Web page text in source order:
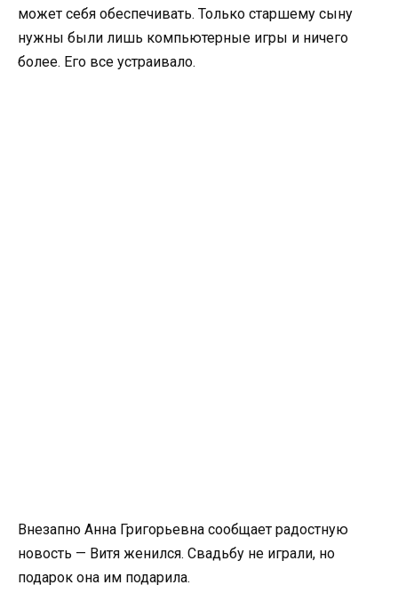
может себя обеспечивать. Только старшему сыну
нужны были лишь компьютерные игры и ничего
более. Его все устраивало.
Внезапно Анна Григорьевна сообщает радостную
новость — Витя женился. Свадьбу не играли, но
подарок она им подарила.